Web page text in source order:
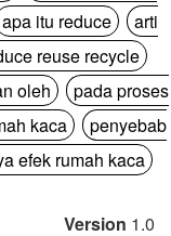
apa itu reduce
arti
reuse recycle
oleh
pada proses
kaca
penyebab
efek rumah kaca
Version 1.0